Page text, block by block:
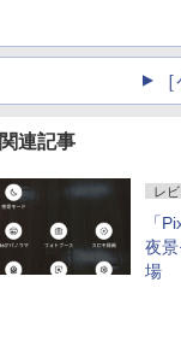
関連記事
レ
「
夜
場